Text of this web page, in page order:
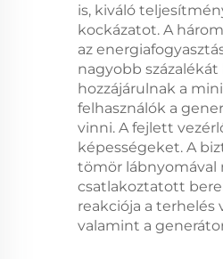
is, kiváló
kockázatot. A
az
nagyobb
hozzájárulnak a
felhasználók a
vinni. A fejlett
képességeket. A
tömör lábnyomával
csatlakoztatott
reakciója a terhelés
valamint a